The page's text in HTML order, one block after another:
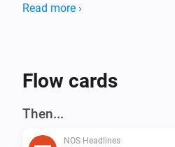
-   Het nieuws alsjeblieft
-   Lees het nieuws
Read more ›
Flow cards
Then...
NOS Headlines